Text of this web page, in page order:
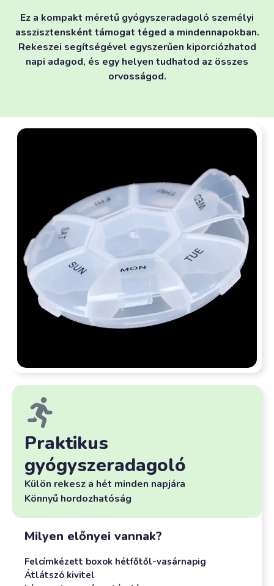
Ez a kompakt méretű gyógyszeradagoló személyi
asszisztensként támogat téged a mindennapokban.
Rekeszei segítségével egyszerűen kiporciózhatod
napi adagod, és egy helyen tudhatod az összes
orvosságod.
Praktikus
gyógyszeradagoló
Külön rekesz a hét minden napjára
Könnyű hordozhatóság
Milyen előnyei vannak?
Felcímkézett boxok hétfőtől-vasárnapig
Átlátszó kivitel